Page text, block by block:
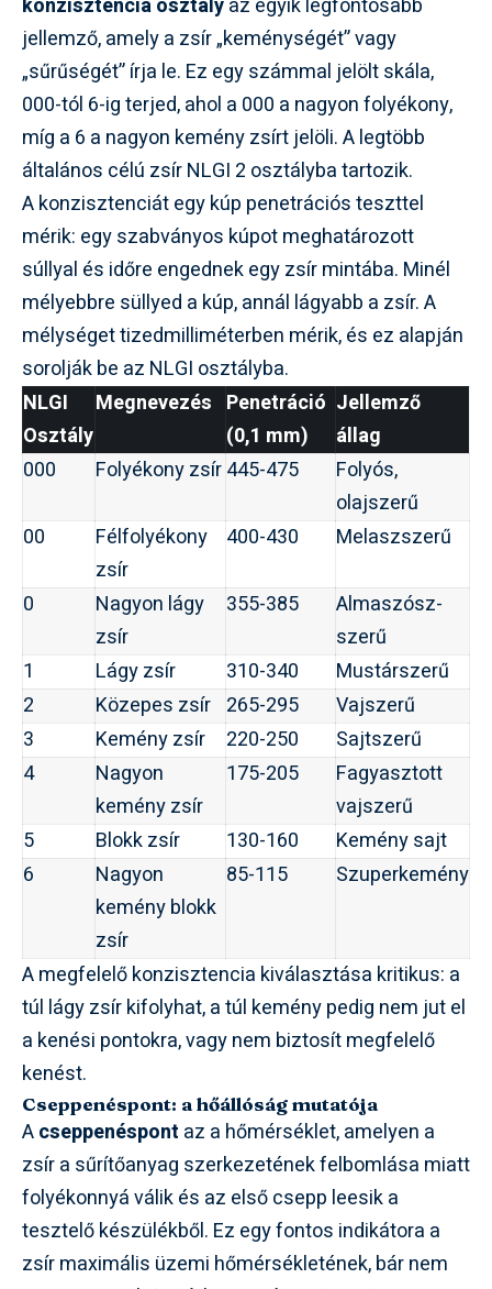
jellemző, amely a zsír „keménységét” vagy
„sűrűségét” írja le. Ez egy számmal jelölt skála,
000-tól 6-ig terjed, ahol a 000 a nagyon folyékony,
míg a 6 a nagyon kemény zsírt jelöli. A legtöbb
általános célú zsír NLGI 2 osztályba tartozik.
A konzisztenciát egy kúp penetrációs teszttel
mérik: egy szabványos kúpot meghatározott
súllyal és időre engednek egy zsír mintába. Minél
mélyebbre süllyed a kúp, annál lágyabb a zsír. A
mélységet tizedmilliméterben mérik, és ez alapján
sorolják be az NLGI osztályba.
NLGI
Osztály
Megnevezés Penetráció
(0,1 mm)
Jellemző
állag
000
Folyékony zsír445-475
Folyós,
olajszerű
00
Félfolyékony
zsír
400-430 Melaszszerű
0
Nagyon lágy
zsír
355-385
Almaszósz-
szerű
1
Lágy zsír 310-340
Mustárszerű
2
Közepes zsír 265-295
Vajszerű
3
Kemény zsír 220-250
Sajtszerű
4
Nagyon
kemény zsír
175-205
Fagyasztott
vajszerű
5
Blokk zsír 130-160
Kemény sajt
6
Nagyon
kemény blokk
zsír
85-115 Szuperkemény
A megfelelő konzisztencia kiválasztása kritikus: a
túl lágy zsír kifolyhat, a túl kemény pedig nem jut el
a kenési pontokra, vagy nem biztosít megfelelő
kenést.
Cseppenéspont: a hőállóság mutatója
Acseppenéspont az a hőmérséklet, amelyen a
zsír a sűrítőanyag szerkezetének felbomlása miatt
folyékonnyá válik és az első csepp leesik a
tesztelő készülékből. Ez egy fontos indikátora a
zsír maximális üzemi hőmérsékletének, bár nem